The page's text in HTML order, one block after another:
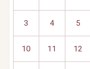
3 4 5
10 11 12